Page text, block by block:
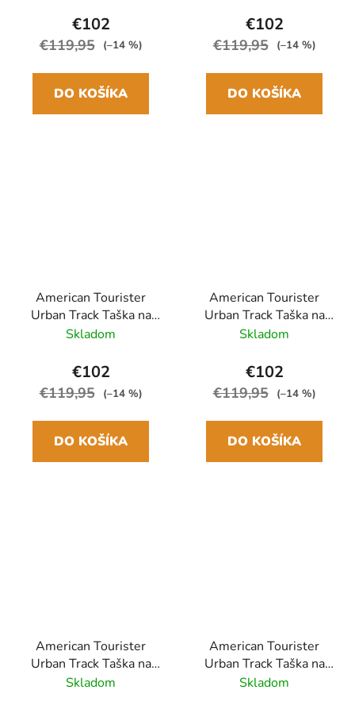
€102
€119,95 (–14 %)
DO KOŠÍKA
€102
€119,95 (–14 %)
DO KOŠÍKA
American Tourister
Urban Track Taška na
kolieskach 55cm Khaki
Skladom
€102
€119,95 (–14 %)
DO KOŠÍKA
American Tourister
Urban Track Taška na
kolieskach 55cm Tmavo
Skladom
€102
€119,95 (–14 %)
DO KOŠÍKA
American Tourister
Urban Track Taška na
kolieskach 55cm Čierna
Skladom
American Tourister
Urban Track Taška na
kolieskach 55cm Modrá
Skladom